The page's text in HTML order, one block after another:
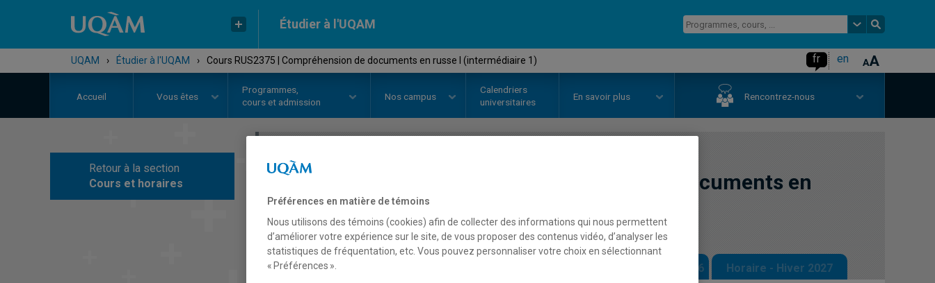
Étudier à l'UQAM
UQAM › Étudier à l'UQAM › Cours RUS2375 | Compréhension de documents en russe I (intermédiaire 1) fr en
Accueil Vous êtes
Programmes,
cours et admission
Nos campus
Calendriers
universitaires
En savoir plus Rencontrez-nous
Retour à la section
Cours et horaires
Compréhension de documents en
russe I (intermédiaire 1)
Description Horaire - Automne 2026 Horaire - Hiver 2027
Préférences en matière de témoins
Nous utilisons des témoins (cookies) afin de collecter des informations qui nous permettent
d’améliorer votre expérience sur le site, de vous proposer des contenus vidéo, d’analyser les
statistiques de fréquentation, etc. Vous pouvez personnaliser votre choix en sélectionnant
« Préférences ».